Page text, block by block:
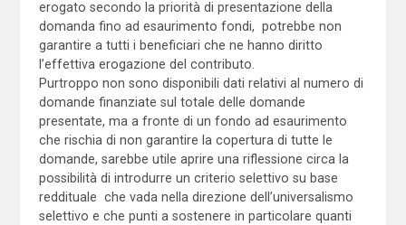
erogato secondo la priorità di presentazione della
domanda fino ad esaurimento fondi, potrebbe non
garantire a tutti i beneficiari che ne hanno diritto
l’effettiva erogazione del contributo.
Purtroppo non sono disponibili dati relativi al numero di
domande finanziate sul totale delle domande
presentate, ma a fronte di un fondo ad esaurimento
che rischia di non garantire la copertura di tutte le
domande, sarebbe utile aprire una riflessione circa la
possibilità di introdurre un criterio selettivo su base
reddituale che vada nella direzione dell’universalismo
selettivo e che punti a sostenere in particolare quanti